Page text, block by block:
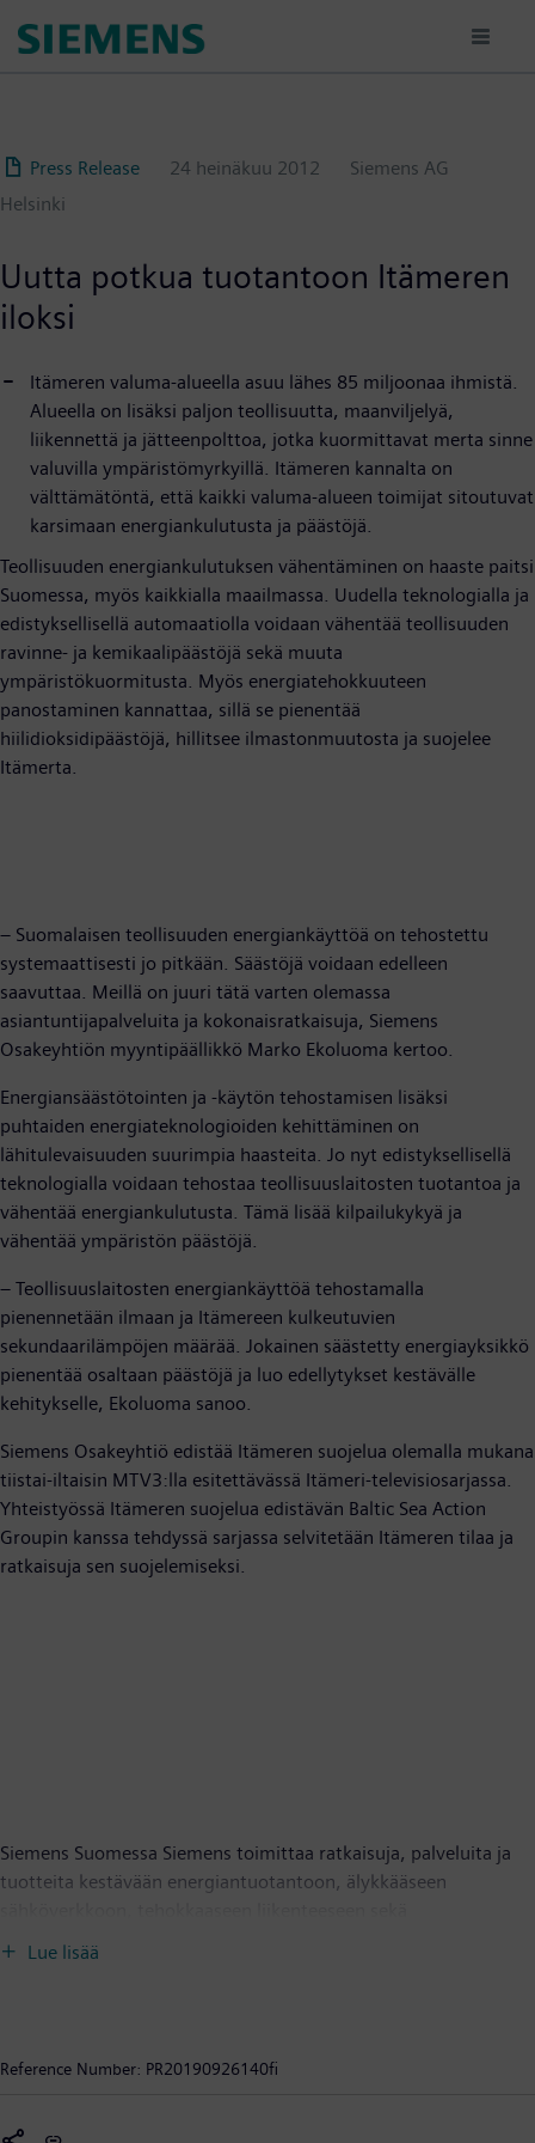
pääsisältöön
Press Release 24 heinäkuu 2012
Siemens AG
Helsinki
Uutta potkua tuotantoon Itämeren
iloksi
Itämeren valuma-alueella asuu lähes 85 miljoonaa ihmistä.
Alueella on lisäksi paljon teollisuutta, maanviljelyä,
liikennettä ja jätteenpolttoa, jotka kuormittavat merta sinne
valuvilla ympäristömyrkyillä. Itämeren kannalta on
välttämätöntä, että kaikki valuma-alueen toimijat sitoutuvat
karsimaan energiankulutusta ja päästöjä.
Teollisuuden energiankulutuksen vähentäminen on haaste paitsi
Suomessa, myös kaikkialla maailmassa. Uudella teknologialla ja
edistyksellisellä automaatiolla voidaan vähentää teollisuuden
ravinne- ja kemikaalipäästöjä sekä muuta
ympäristökuormitusta. Myös energiatehokkuuteen
panostaminen kannattaa, sillä se pienentää
hiilidioksidipäästöjä, hillitsee ilmastonmuutosta ja suojelee
Itämerta.
– Suomalaisen teollisuuden energiankäyttöä on tehostettu
systemaattisesti jo pitkään. Säästöjä voidaan edelleen
saavuttaa. Meillä on juuri tätä varten olemassa
asiantuntijapalveluita ja kokonaisratkaisuja, Siemens
Osakeyhtiön myyntipäällikkö Marko Ekoluoma kertoo.
Energiansäästötointen ja -käytön tehostamisen lisäksi
puhtaiden energiateknologioiden kehittäminen on
lähitulevaisuuden suurimpia haasteita. Jo nyt edistyksellisellä
teknologialla voidaan tehostaa teollisuuslaitosten tuotantoa ja
vähentää energiankulutusta. Tämä lisää kilpailukykyä ja
vähentää ympäristön päästöjä.
– Teollisuuslaitosten energiankäyttöä tehostamalla
pienennetään ilmaan ja Itämereen kulkeutuvien
sekundaarilämpöjen määrää. Jokainen säästetty energiayksikkö
pienentää osaltaan päästöjä ja luo edellytykset kestävälle
kehitykselle, Ekoluoma sanoo.
Siemens Osakeyhtiö edistää Itämeren suojelua olemalla mukana
tiistai-iltaisin MTV3:lla esitettävässä Itämeri-televisiosarjassa.
Yhteistyössä Itämeren suojelua edistävän Baltic Sea Action
Groupin kanssa tehdyssä sarjassa selvitetään Itämeren tilaa ja
ratkaisuja sen suojelemiseksi.
Siemens Suomessa Siemens toimittaa ratkaisuja, palveluita ja
tuotteita kestävään energiantuotantoon, älykkääseen
Systems Oy ja Siemens Financial Services, sivuliike Suomessa.
Lue lisää
Reference Number: PR20190926140fi